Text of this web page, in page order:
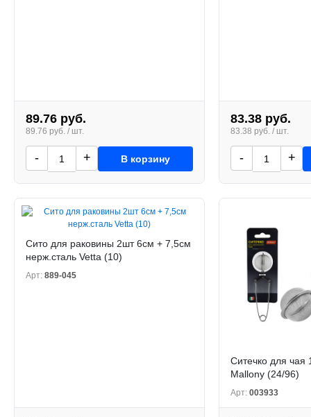
89.76 руб.
89.76 руб. / шт.
- + В корзину
83.38 руб.
83.38 руб. / шт.
- +
Сито для раковины 2шт 6см + 7,5см
нерж.сталь Vetta (10)
Арт: 889-045
Ситечко для чая
Mallony (24/96)
Арт: 003933